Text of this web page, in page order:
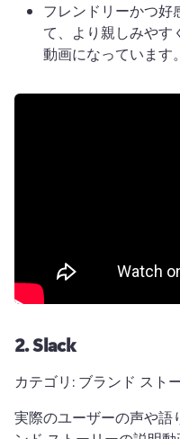
フレンドリーかつ好
て、より親しみやす
動画になっています。
2.Slack
カテゴリ: ブランド スト
実際のユーザーの声や語